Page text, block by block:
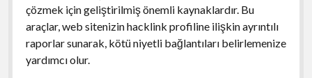
çözmek için geliştirilmiş önemli kaynaklardır. Bu
araçlar, web sitenizin hacklink profiline ilişkin ayrıntılı
raporlar sunarak, kötü niyetli bağlantıları belirlemenize
yardımcı olur.